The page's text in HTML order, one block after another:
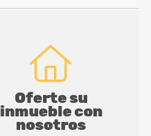
Oferte su
inmueble con
nosotros